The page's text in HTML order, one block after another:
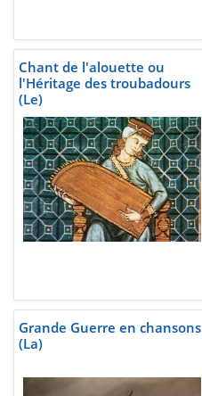
Chant de l'alouette ou
l'Héritage des troubadours
(Le)
Grande Guerre en chansons
(La)